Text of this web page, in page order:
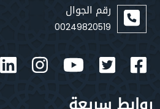
رقم الجوال
00249820519